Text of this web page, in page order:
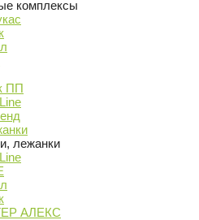
комплексы
ПП
лежанки
АЛЕКС